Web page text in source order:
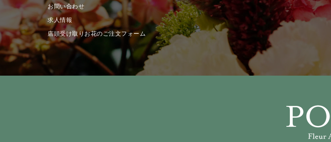
お問い合わせ
求人情報
店頭受け取りお花のご注文フォーム